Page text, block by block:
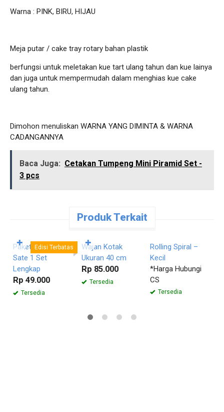
Warna : PINK, BIRU, HIJAU
Meja putar / cake tray rotary bahan plastik
berfungsi untuk meletakan kue tart ulang tahun dan kue lainya
dan juga untuk mempermudah dalam menghias kue cake
ulang tahun.
Dimohon menuliskan WARNA YANG DIMINTA & WARNA
CADANGANNYA
Baca Juga: Cetakan Tumpeng Mini Piramid Set -
3 pcs
Produk Terkait
Edisi Terbatas
Paket Bakaran
Sate 1 Set
Lengkap
Rp 49.000
Tersedia
✚
Pesan
Wajan Kotak
Ukuran 40 cm
Rp 85.000
Tersedia
✚
Rolling Spiral –
Kecil
*Harga Hubungi
CS
Tersedia